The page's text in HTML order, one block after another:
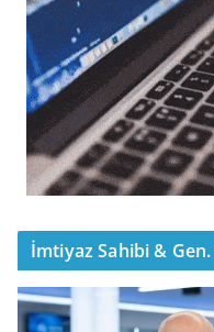
İmtiyaz Sahibi &